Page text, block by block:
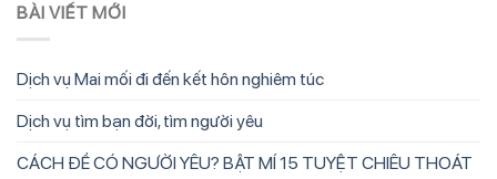
BÀI VIẾT MỚI
Dịch vụ Mai mối đi đến kết hôn nghiêm túc
Dịch vụ tìm bạn đời, tìm người yêu
CÁCH ĐỂ CÓ NGƯỜI YÊU? BẬT MÍ 15 TUYỆT CHIÊU THOÁT